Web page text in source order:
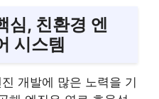
심, 친환경 엔
시스템
개발에 많은 노력을 기